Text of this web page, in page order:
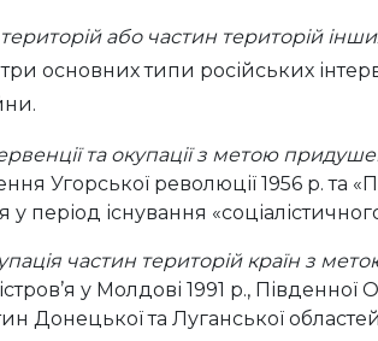
територій або частин територій
основних типи російських
та окупації з метою
Угорської революції 1956 р. та
існування
частин територій країн з
у Молдові 1991 р., Південної
Донецької та Луганської